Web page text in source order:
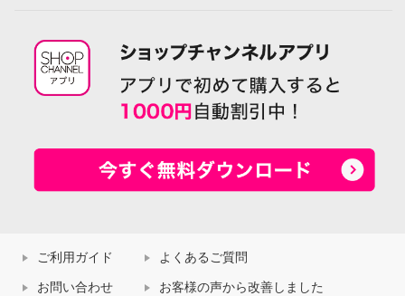
ご利用ガイド よくあるご質問
お問い合わせ お客様の声から改善しました